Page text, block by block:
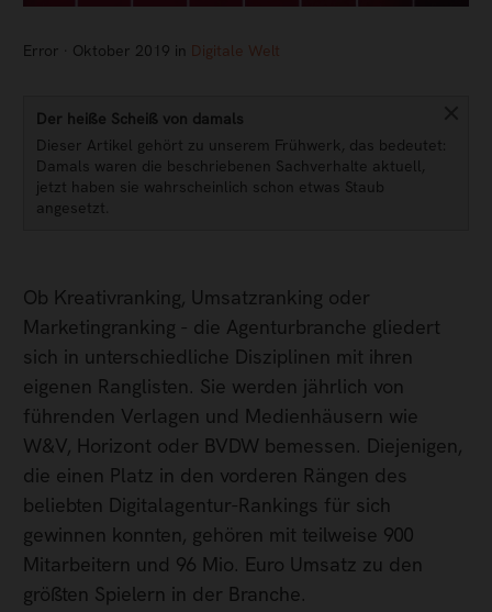
Error · Oktober 2019 in Digitale Welt
Der heiße Scheiß von damals
Dieser Artikel gehört zu unserem Frühwerk, das bedeutet:
Damals waren die beschriebenen Sachverhalte aktuell,
jetzt haben sie wahrscheinlich schon etwas Staub
angesetzt.
Ob Kreativranking, Umsatzranking oder
Marketingranking - die Agenturbranche gliedert
sich in unterschiedliche Disziplinen mit ihren
eigenen Ranglisten. Sie werden jährlich von
führenden Verlagen und Medienhäusern wie
W&V, Horizont oder BVDW bemessen. Diejenigen,
die einen Platz in den vorderen Rängen des
beliebten Digitalagentur-Rankings für sich
gewinnen konnten, gehören mit teilweise 900
Mitarbeitern und 96 Mio. Euro Umsatz zu den
größten Spielern in der Branche.